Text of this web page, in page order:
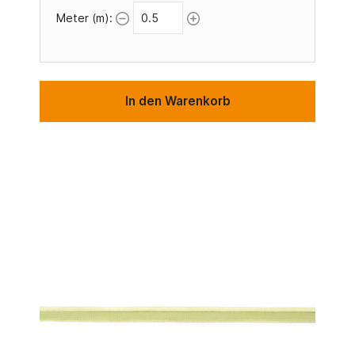
Meter (m):
In den Warenkorb